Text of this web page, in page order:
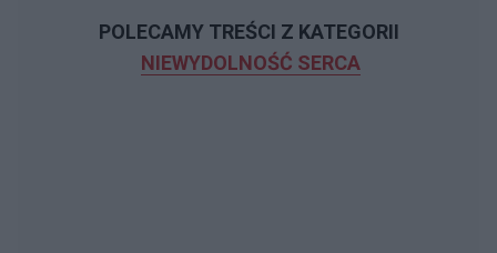
POLECAMY TREŚCI Z KATEGORII
NIEWYDOLNOŚĆ SERCA